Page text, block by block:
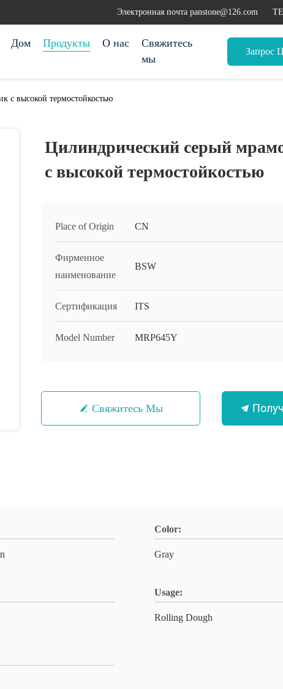
Электронная почта panstone@126.com
Дом Продукты О нас
Свяжитесь
мы
Запрос
с высокой термостойкостью
Цилиндрический серый
с высокой термостойкостью
Place of Origin CN
Фирменное
наименование
BSW
Сертификация ITS
Model Number MRP645Y
Свяжитесь Мы
Color:
Gray
Usage:
Rolling Dough